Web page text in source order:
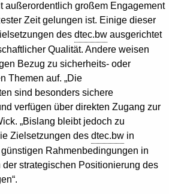
außerordentlich großem Engagement
Zeit gelungen ist. Einige dieser
des dtec.bw ausgerichtet
Qualität. Andere weisen
Bezug zu sicherheits- oder
Themen auf. „Die
sind besonders sichere
verfügen über direkten Zugang zur
„Bislang bleibt jedoch zu
Zielsetzungen des dtec.bw in
Rahmenbedingungen in
strategischen Positionierung des